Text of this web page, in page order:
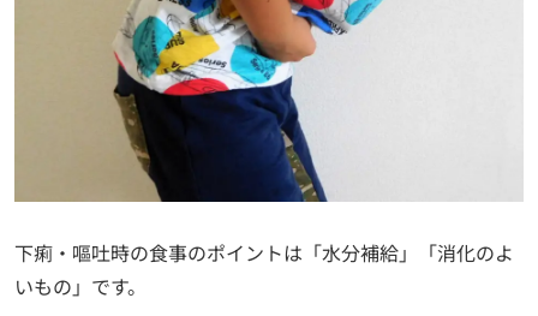
下痢・嘔吐時の食事のポイントは「水分補給」「消化のよ
いもの」です。